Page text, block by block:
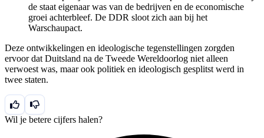
de staat eigenaar was van de bedrijven en de economische
groei achterbleef. De DDR sloot zich aan bij het
Warschaupact.
Deze ontwikkelingen en ideologische tegenstellingen zorgden
ervoor dat Duitsland na de Tweede Wereldoorlog niet alleen
verwoest was, maar ook politiek en ideologisch gesplitst werd in
twee staten.
Wil je betere cijfers halen?